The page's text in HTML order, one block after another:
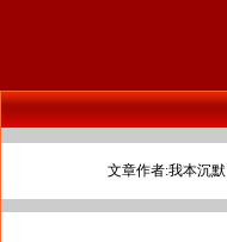
文章作者:我本沉默